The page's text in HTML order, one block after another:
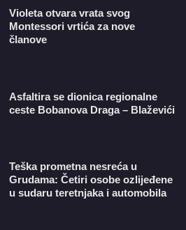
Violeta otvara vrata svog
Montessori vrtića za nove
članove
Asfaltira se dionica regionalne
ceste Bobanova Draga – Blaževići
Teška prometna nesreća u
Grudama: Četiri osobe ozlijeđene
u sudaru teretnjaka i automobila